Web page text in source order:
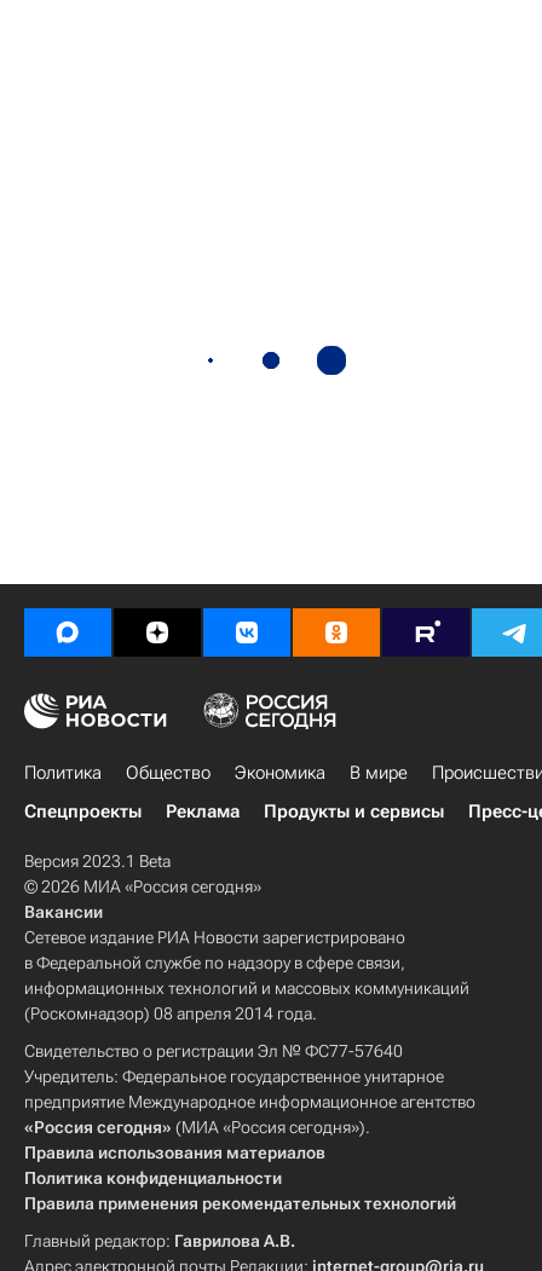
Политика Общество Экономика В мире
Спецпроекты
Реклама Продукты и сервисы Пресс-
Версия 2023.1 Beta
© 2026 МИА «Россия сегодня»
Вакансии
Сетевое издание РИА Новости зарегистрировано
в Федеральной службе по надзору в сфере связи,
информационных технологий и массовых коммуникаций
(Роскомнадзор) 08 апреля 2014 года.
Свидетельство о регистрации Эл № ФС77-57640
Учредитель: Федеральное государственное унитарное
предприятие Международное информационное агентство
«Россия сегодня» (МИА «Россия сегодня»).
Правила использования материалов
Политика конфиденциальности
Правила применения рекомендательных технологий
Главный редактор: Гаврилова А.В.
Адрес электронной почты Редакции: internet-group@ria.ru